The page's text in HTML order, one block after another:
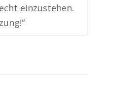
einzustehen.